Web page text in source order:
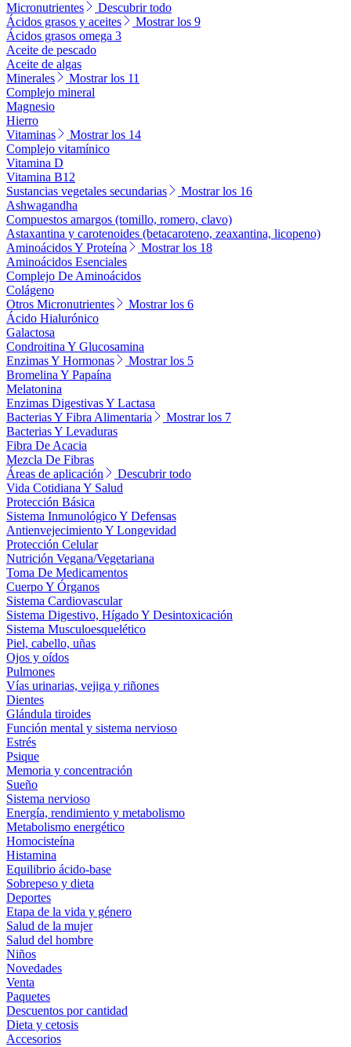
Micronutrientes
Descubrir todo
Ácidos grasos y aceites
Mostrar los 9
Ácidos grasos omega 3
Aceite de pescado
Aceite de algas
Minerales
Mostrar los 11
Complejo mineral
Magnesio
Hierro
Vitaminas
Mostrar los 14
Complejo vitamínico
Vitamina D
Vitamina B12
Sustancias vegetales secundarias
Mostrar los 16
Ashwagandha
Compuestos amargos (tomillo, romero, clavo)
Astaxantina y carotenoides (betacaroteno, zeaxantina, licopeno)
Aminoácidos Y Proteína
Mostrar los 18
Aminoácidos Esenciales
Complejo De Aminoácidos
Colágeno
Otros Micronutrientes
Mostrar los 6
Ácido Hialurónico
Galactosa
Condroitina Y Glucosamina
Enzimas Y Hormonas
Mostrar los 5
Bromelina Y Papaína
Melatonina
Enzimas Digestivas Y Lactasa
Bacterias Y Fibra Alimentaria
Mostrar los 7
Bacterias Y Levaduras
Fibra De Acacia
Mezcla De Fibras
Áreas de aplicación
Descubrir todo
Vida Cotidiana Y Salud
Protección Básica
Sistema Inmunológico Y Defensas
Antienvejecimiento Y Longevidad
Protección Celular
Nutrición Vegana/Vegetariana
Toma De Medicamentos
Cuerpo Y Órganos
Sistema Cardiovascular
Sistema Digestivo, Hígado Y Desintoxicación
Sistema Musculoesquelético
Piel, cabello, uñas
Ojos y oídos
Pulmones
Vías urinarias, vejiga y riñones
Dientes
Glándula tiroides
Función mental y sistema nervioso
Estrés
Psique
Memoria y concentración
Sueño
Sistema nervioso
Energía, rendimiento y metabolismo
Metabolismo energético
Homocisteína
Histamina
Equilibrio ácido-base
Sobrepeso y dieta
Deportes
Etapa de la vida y género
Salud de la mujer
Salud del hombre
Niños
Novedades
Venta
Paquetes
Descuentos por cantidad
Dieta y cetosis
Accesorios